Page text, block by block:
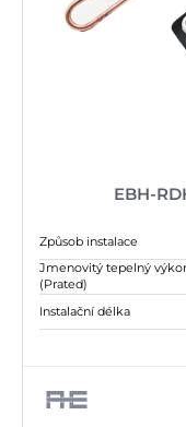
EBH-
Způsob instalace
Jmenovitý tepelný
(Prated)
Instalační délka